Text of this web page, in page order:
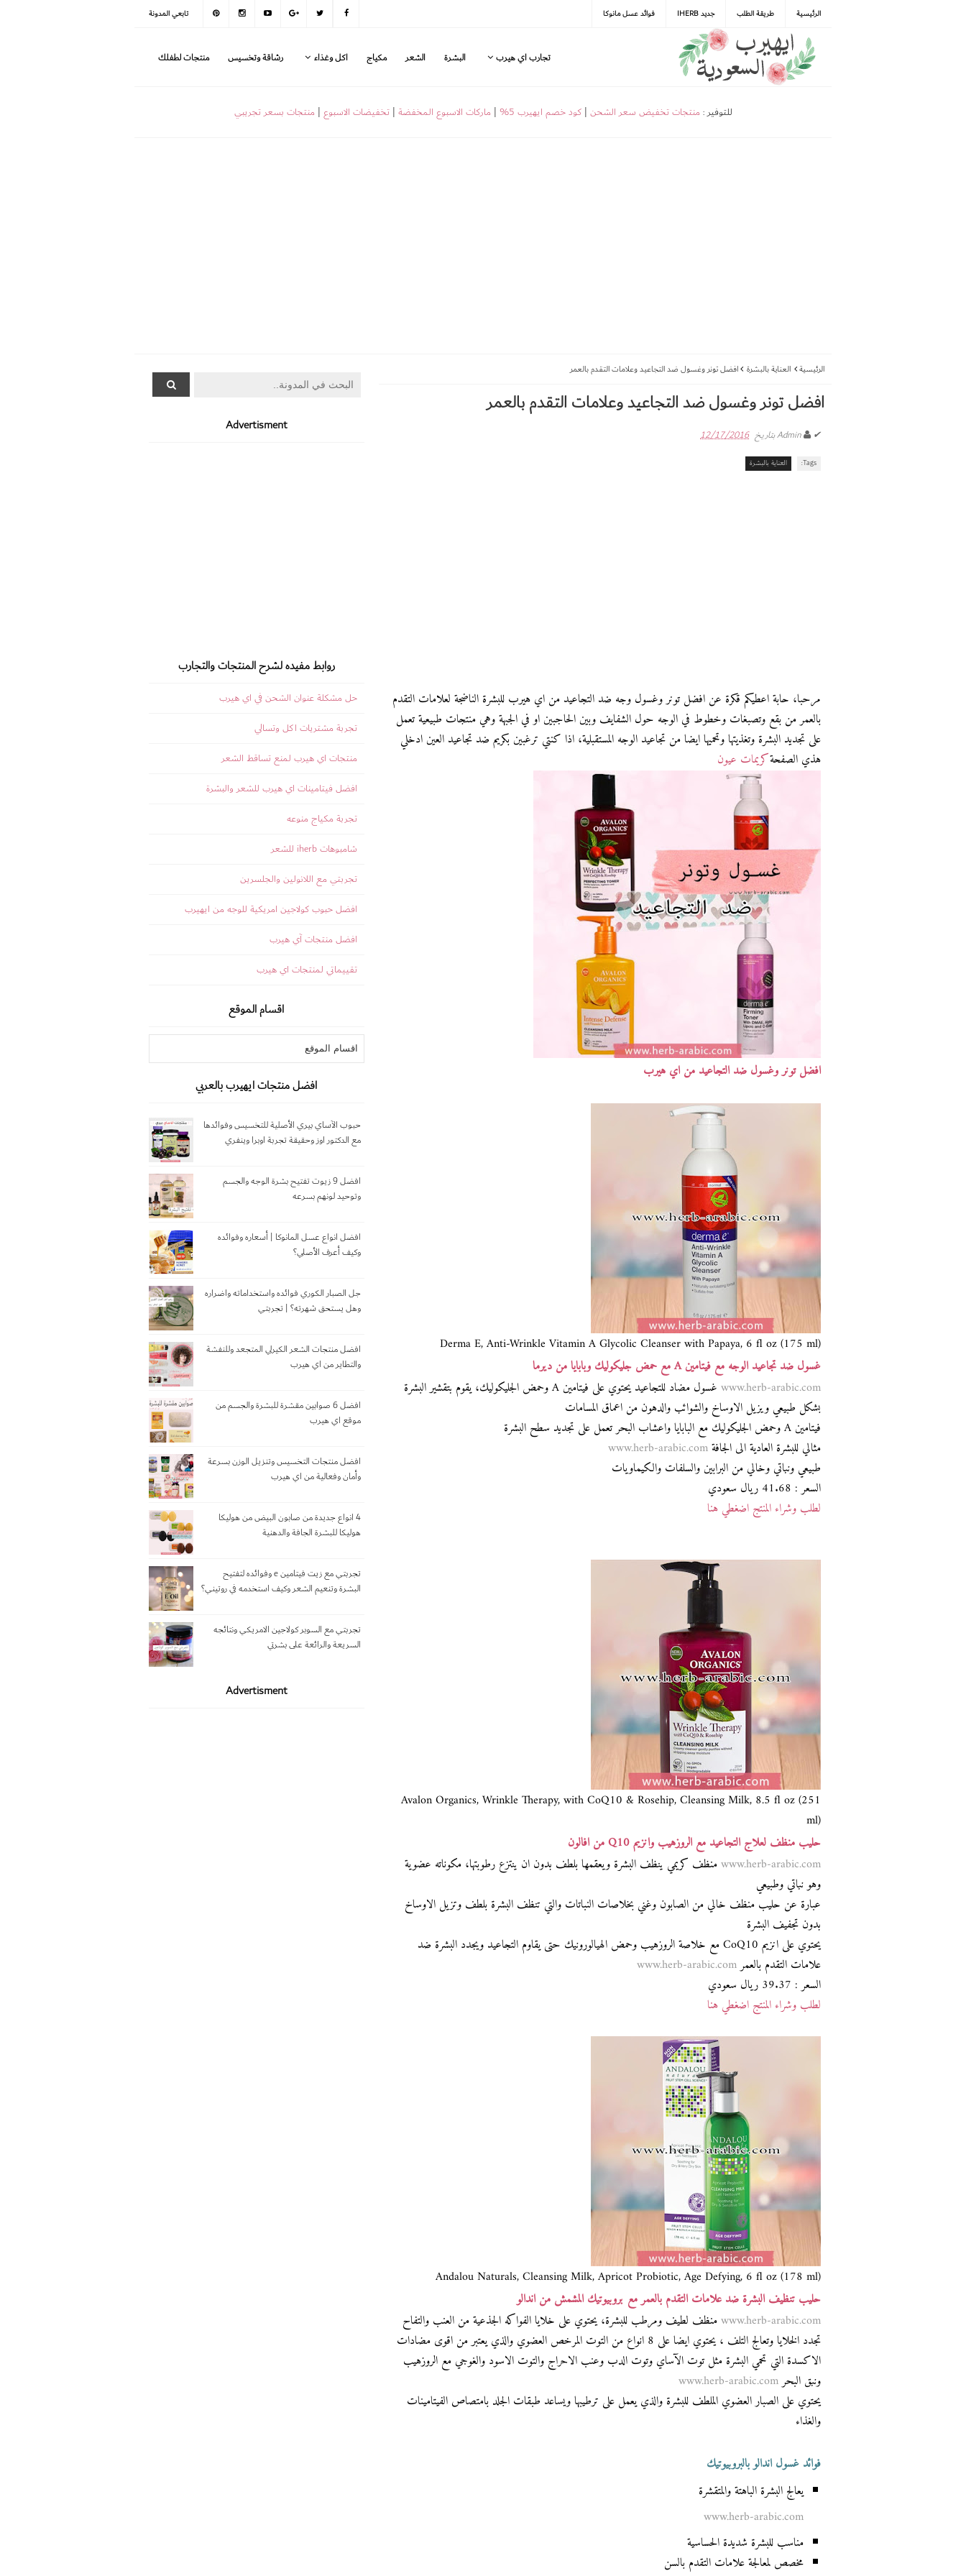
الرئيسية طريقة الطلب جديد IHERB فوائد عسل مانوكا تابعي المدونة
تجارب اي هيرب البشرة الشعر مكياج اكل وغذاء رشاقة وتخسيس منتجات لطفلك
للتوفير : منتجات تخفيض سعر الشحن |كود خصم ايهيرب 5% | ماركات الاسبوع المخفضة |تخفيضات الاسبوع | منتجات بسعر تجريبي
الرئيسية العناية بالبشرة افضل تونر وغسول ضد التجاعيد وعلامات التقدم بالعمر
افضل تونر وغسول ضد التجاعيد وعلامات التقدم بالعمر
✔
Adminبتاريخ 12/17/2016
Tags: العناية بالبشرة
مرحبا، حابة اعطيكم قكرة عن افضل تونر وغسول وجه ضد التجاعيد من اي هيرب للبشرة الناضجة لعلامات التقدم
بالعمر من بقع وتصبغات وخطوط في الوجه حول الشفايف وبين الحاجبين او في الجبهة وهي منتجات طبيعية تعمل
على تجديد البشرة وتغذيتها وتحميها ايضا من تجاعيد الوجه المستقبلية، اذا كنتي ترغبين بكريم ضد تجاعيد العين ادخلي
هذي الصفحةكريمات عيون
افضل تونر وغسول ضد التجاعيد من اي هيرب
Derma E, Anti-Wrinkle Vitamin A Glycolic Cleanser with Papaya, 6 fl oz (175 ml)
غسول ضد تجاعيد الوجه مع فيتامين A مع حمض جليكوليك وبابايا من ديرما
www.herb-arabic.com
غسول مضاد للتجاعيد يحتوي على فيتامين A وحمض الجليكوليك، يقوم بتقشير البشرة
بشكل طبيعي ويزيل الاوساخ والشوائب والدهون من اعماق المسامات
فيتامين A وحمض الجليكوليك مع البابايا واعشاب البحر تعمل على تجديد سطح البشرة
مثالي للبشرة العادية الى الجافةwww.herb-arabic.com
طبيعي ونباتي وخالي من البرابين والسلفات والكيماويات
السعر : 41.68 ريال سعودي
لطلب وشراء المنتج اضغطي هنا
Avalon Organics, Wrinkle Therapy, with CoQ10 & Rosehip, Cleansing Milk, 8.5 fl oz (251
ml)
حليب منظف لعلاج التجاعيد مع الروزهيب وانزيم Q10 من افالون
www.herb-arabic.comمنظف كريمي ينظف البشرة ويعقمها بلطف بدون ان ينتزع رطوبتها، مكوناته عضوية
وهو نباتي وطبيعي
عبارة عن حليب منظف خالي من الصابون وغني بخلاصات النباتات والتي تنظف البشرة بلطف وتزيل الاوساخ
بدون تجفيف البشرة
يحتوي على انزيم CoQ10 مع خلاصة الروزهيب وحمض الهيالورونيك حتى يقاوم التجاعيد ويجدد البشرة ضد
علامات التقدم بالعمرwww.herb-arabic.com
السعر : 39.37 ريال سعودي
لطلب وشراء المنتج اضغطي هنا
Andalou Naturals, Cleansing Milk, Apricot Probiotic, Age Defying, 6 fl oz (178 ml)
حليب تنظيف البشرة ضد علامات التقدم بالعمر مع بروبيوتيك المشمش من اندالو
www.herb-arabic.comمنظف لطيف ومرطب للبشرة، يحتوي على خلايا الفواكه الجذعية من العنب والتفاح
تجدد الخلايا وتعالج التلف ، يحتوي ايضا على 8 انواع من التوت المرخص العضوي والذي يعتبر من اقوى مضادات
الاكسدة التي تحمي البشرة مثل توت الآساي وتوت الدب وعنب الاحراج والتوت الاسود والغوجي مع الروزهيب
ونبق البحرwww.herb-arabic.com
يحتوي على الصبار العضوي الملطف للبشرة والذي يعمل على ترطيبها ويساعد طبقات الجلد بامتصاص الفيتامينات
والغذاء
فوائد غسول اندالو بالبروبيوتيك
يعالج البشرة الباهتة والمتقشرة
www.herb-arabic.com
مناسب للبشرة شديدة الحساسية
مخصص لمعالجة علامات التقدم بالسن
Advertisment
روابط مفيده لشرح المنتجات والتجارب
حل مشكلة عنوان الشحن في اي هيرب
تجربة مشتريات اكل وتسالي
منتجات اي هيرب لمنع تساقط الشعر
افضل فيتامينات اي هيرب للشعر والبشرة
تجربة مكياج منوعه
شامبوهات iherb للشعر
تجربتي مع اللانولين والجلسرين
افضل حبوب كولاجين امريكية للوجه من ايهيرب
افضل منتجات آي هيرب
تقييماتي لمنتجات اي هيرب
اقسام الموقع
افضل منتجات ايهيرب بالعربي
حبوب الآساي بيري الأصلية للتخسيس وفوائدها
مع الدكتور اوز وحقيقة تجربة اوبرا وينفري
افضل 9 زيوت تفتيح بشرة الوجه والجسم
وتوحيد لونهم بسرعه
افضل انواع عسل المانوكا | أسعاره وفوائده
وكيف أعرف الأصلي؟
جل الصبار الكوري فوائده واستخداماته واضراره
وهل يستحق شهرته؟ | تجربتي
افضل منتجات الشعر الكيرلي المتجعد وللنفشة
والتطاير من اي هيرب
افضل 6 صوابين مقشرة للبشرة والجسم من
موقع اي هيرب
افضل منتجات التخسيس وتنزيل الوزن بسرعة
وأمان وفعالية من اي هيرب
4 انواع جديدة من صابون البيض من هوليكا
هوليكا للبشرة الجافة والدهنية
تجربتي مع زيت فيتامين e وفوائده لتفتيح
البشرة وتنعيم الشعر وكيف استخدمه في روتيني؟
تجربتي مع السوبر كولاجين الامريكي ونتائجه
السريعة والرائعة على بشرتي
Advertisment